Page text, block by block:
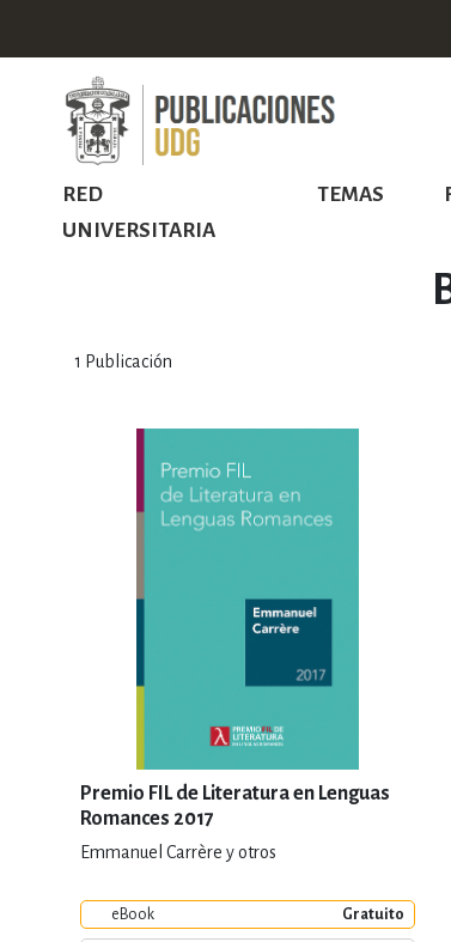
RED
UNIVERSITARIA
TEMAS
1 Publicación
Premio FIL de Literatura en Lenguas
Romances 2017
Emmanuel Carrère y otros
eBook Gratuito